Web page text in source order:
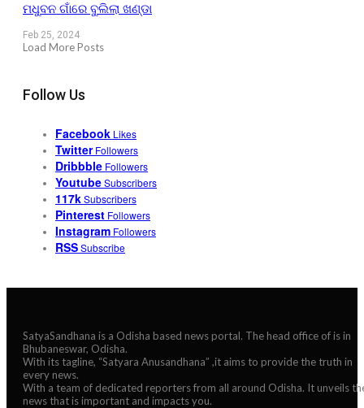
ମଧୁବନ ଗାଁରେ ବୁଲିଲା ଖଣ୍ଡା
Feb 25, 2024
Load More Posts
Follow Us
Facebook Likes
Twitter Followers
Dribbble Followers
YoutubeSubscribers
117kSubscribers
Pinterest Followers
Instagram Followers
RSSSubscribe
SatyaSandhana is a Odisha based news portal. The head office of is in
Bhubaneswar, Odisha.
With its tagline, “Satyara Anusandhana” ,it aims to provide the truth in
every news.
With a team of dedicated reporters from all around Odisha. It unveils
news that is important and impacts you.